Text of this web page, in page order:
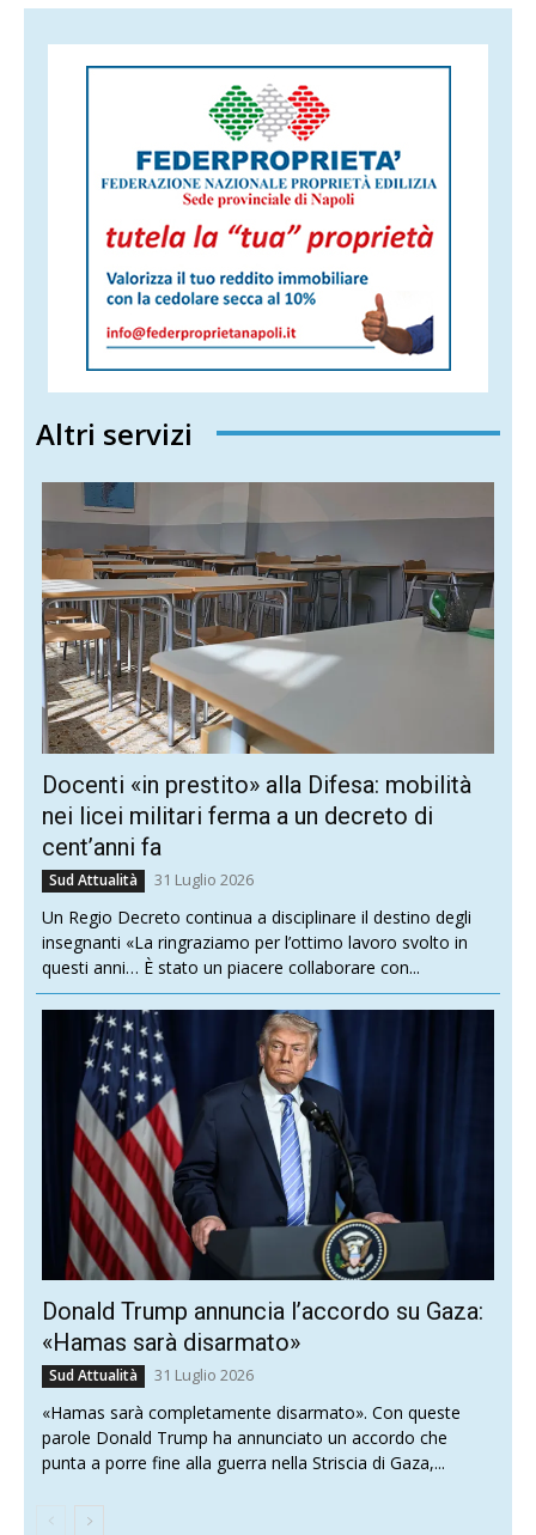
Altri servizi
Docenti «in prestito» alla Difesa: mobilità
nei licei militari ferma a un decreto di
cent’anni fa
Sud Attualità 31 Luglio 2026
Un Regio Decreto continua a disciplinare il destino degli
insegnanti «La ringraziamo per l’ottimo lavoro svolto in
questi anni… È stato un piacere collaborare con...
Donald Trump annuncia l’accordo su Gaza:
«Hamas sarà disarmato»
Sud Attualità 31 Luglio 2026
«Hamas sarà completamente disarmato». Con queste
parole Donald Trump ha annunciato un accordo che
punta a porre fine alla guerra nella Striscia di Gaza,...